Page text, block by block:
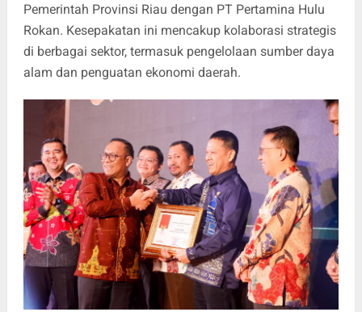
Pemerintah Provinsi Riau dengan PT Pertamina Hulu
Rokan. Kesepakatan ini mencakup kolaborasi strategis
di berbagai sektor, termasuk pengelolaan sumber daya
alam dan penguatan ekonomi daerah.